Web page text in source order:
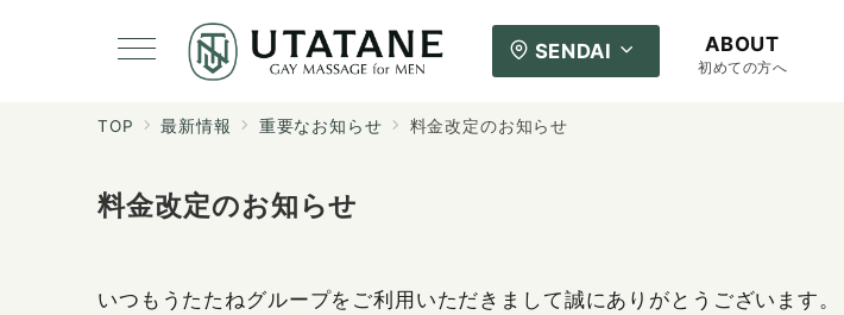
SENDAI ABOUT
初めての方へ
TOP 最新情報 重要なお知らせ 料金改定のお知らせ
料金改定のお知らせ
いつもうたたねグループをご利用いただきまして誠にありがとうございます。